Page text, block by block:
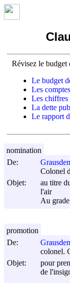
Révisez le budget
Le budget
Les
Les chiffres
La dette
Le rapport
De:
Colonel
Objet:
au titre
l'air
Au
nomination
De:
colonel.
Objet:
pour
de
promotion